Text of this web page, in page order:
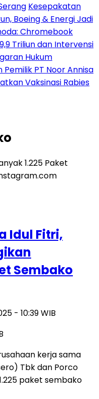
Kesepakatan
Boeing & Energi Jadi
Chromebook
Triliun dan Intervensi
Hukum
Pemilik PT Noor Annisa
Vaksinasi Rabies
Idul Fitri,
Sembako
- 10:39 WIB
kerja sama
Tbk dan Porco
paket sembako